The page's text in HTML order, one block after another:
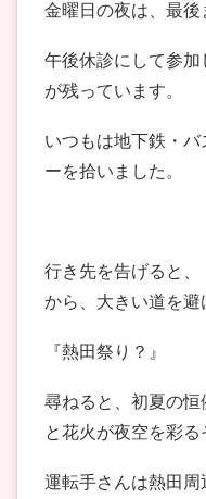
金曜日の夜は、最後
午後休診にして参
が残っています。
いつもは地下鉄・
ーを拾いました。
行き先を告げると
から、大きい道を避
『熱田祭り？』
尋ねると、初夏の
と花火が夜空を彩る
運転手さんは熱田周